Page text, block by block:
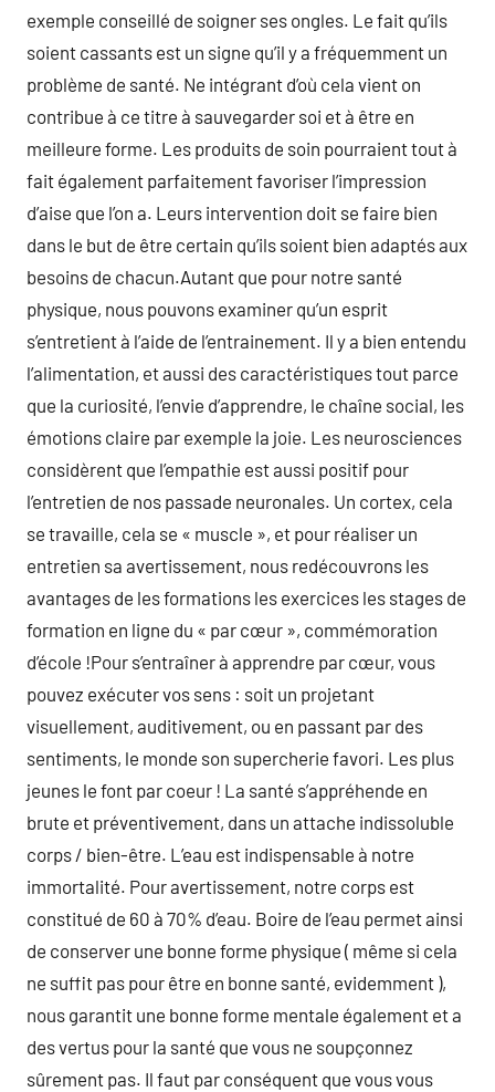
exemple conseillé de soigner ses ongles. Le fait qu’ils
soient cassants est un signe qu’il y a fréquemment un
problème de santé. Ne intégrant d’où cela vient on
contribue à ce titre à sauvegarder soi et à être en
meilleure forme. Les produits de soin pourraient tout à
fait également parfaitement favoriser l’impression
d’aise que l’on a. Leurs intervention doit se faire bien
dans le but de être certain qu’ils soient bien adaptés aux
besoins de chacun.Autant que pour notre santé
physique, nous pouvons examiner qu’un esprit
s’entretient à l’aide de l’entrainement. Il y a bien entendu
l’alimentation, et aussi des caractéristiques tout parce
que la curiosité, l’envie d’apprendre, le chaîne social, les
émotions claire par exemple la joie. Les neurosciences
considèrent que l’empathie est aussi positif pour
l’entretien de nos passade neuronales. Un cortex, cela
se travaille, cela se « muscle », et pour réaliser un
entretien sa avertissement, nous redécouvrons les
avantages de les formations les exercices les stages de
formation en ligne du « par cœur », commémoration
d’école !Pour s’entraîner à apprendre par cœur, vous
pouvez exécuter vos sens : soit un projetant
visuellement, auditivement, ou en passant par des
sentiments, le monde son supercherie favori. Les plus
jeunes le font par coeur ! La santé s’appréhende en
brute et préventivement, dans un attache indissoluble
corps / bien-être. L’eau est indispensable à notre
immortalité. Pour avertissement, notre corps est
constitué de 60 à 70% d’eau. Boire de l’eau permet ainsi
de conserver une bonne forme physique ( même si cela
ne suffit pas pour être en bonne santé, evidemment ),
nous garantit une bonne forme mentale également et a
des vertus pour la santé que vous ne soupçonnez
sûrement pas. Il faut par conséquent que vous vous